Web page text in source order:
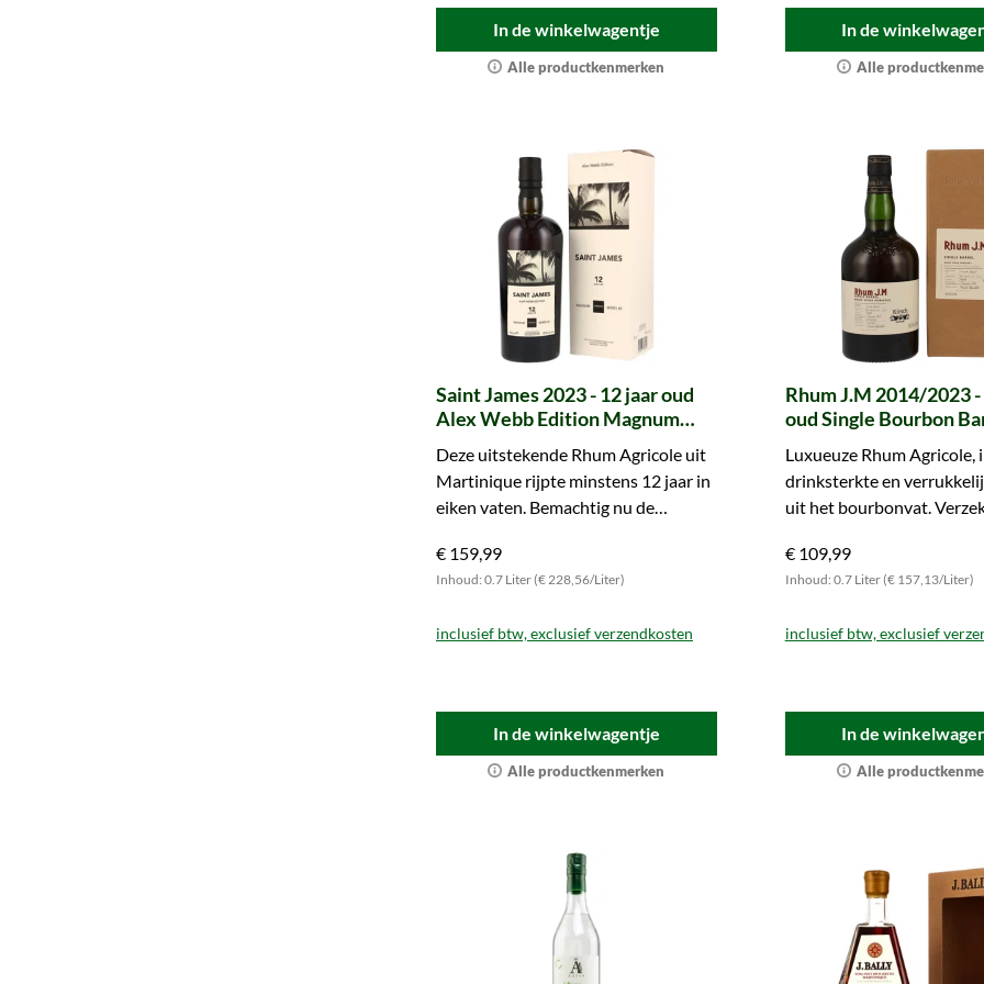
In de winkelwagentje
Alle productkenmerken
In de
Alle
Saint James 2023 - 12 jaar oud
Alex Webb Edition Magnum
Deze uitstekende Rhum Agricole uit
Martinique rijpte minstens 12 jaar in
eiken vaten. Bemachtig nu de
€ 159,99
Inhoud: 0.7 Liter (€ 228,56/Liter)
inclusief btw, exclusief verzendkosten
In de winkelwagentje
Alle productkenmerken
Rhum J.M 2014/2023 -
oud Single Bourbon
Luxueuze Rhum Agricole,
drinksterkte en
uit het bourbonvat.
€ 109,99
Inhoud: 0.7 Liter (€ 157,13/Liter)
inclusief btw, exclusief
In de
Alle